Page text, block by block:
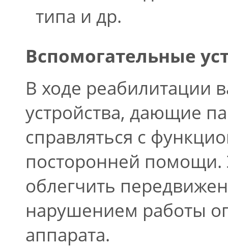
типа и др.
Вспомогательные
В ходе реабилитации
устройства, дающие
справляться с
посторонней помощи.
облегчить
нарушением работы
аппарата.